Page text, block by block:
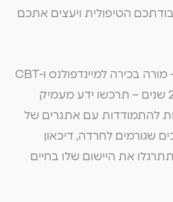
הטיפולית ויעצים אתכם
– מורה בכירה למיינדפולנס ו-CBT
עם ניסיון של למעלה מ- 25 שנים – תרכשו ידע מעמיק
להתמודדות עם אתגרים של
שגורמים לחרדה, דיכאון
את היישום שלו בחיים